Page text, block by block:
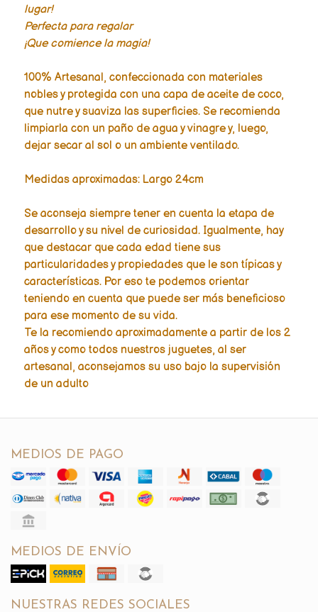
lugar!
Perfecta para regalar
¡Que comience la magia!
100% Artesanal, confeccionada con materiales
nobles y protegida con una capa de aceite de coco,
que nutre y suaviza las superficies. Se recomienda
limpiarla con un paño de agua y vinagre y, luego,
dejar secar al sol o un ambiente ventilado.
Medidas aproximadas: Largo 24cm
Se aconseja siempre tener en cuenta la etapa de
desarrollo y su nivel de curiosidad. Igualmente, hay
que destacar que cada edad tiene sus
particularidades y propiedades que le son típicas y
características. Por eso te podemos orientar
teniendo en cuenta que puede ser más beneficioso
para ese momento de su vida.
Te la recomiendo aproximadamente a partir de los 2
años y como todos nuestros juguetes, al ser
artesanal, aconsejamos su uso bajo la supervisión
de un adulto
MEDIOS DE PAGO
MEDIOS DE ENVÍO
NUESTRAS REDES SOCIALES